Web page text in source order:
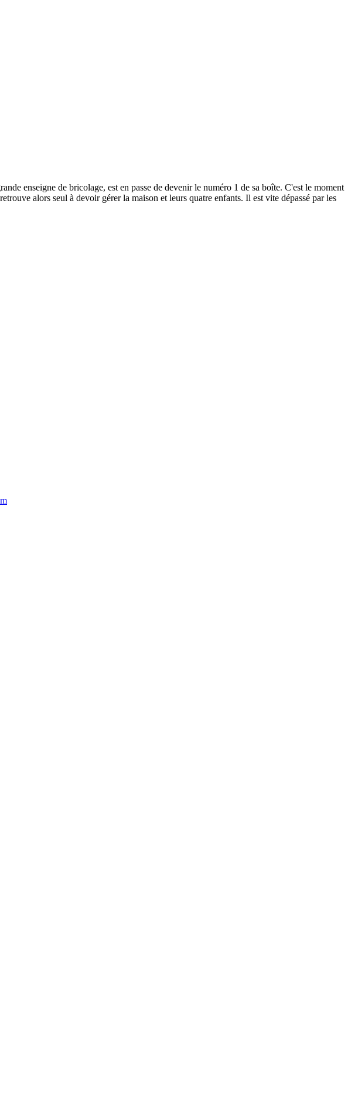
enseigne de bricolage, est en passe de devenir le numéro 1 de sa boîte. C'est le moment
alors seul à devoir gérer la maison et leurs quatre enfants. Il est vite dépassé par les